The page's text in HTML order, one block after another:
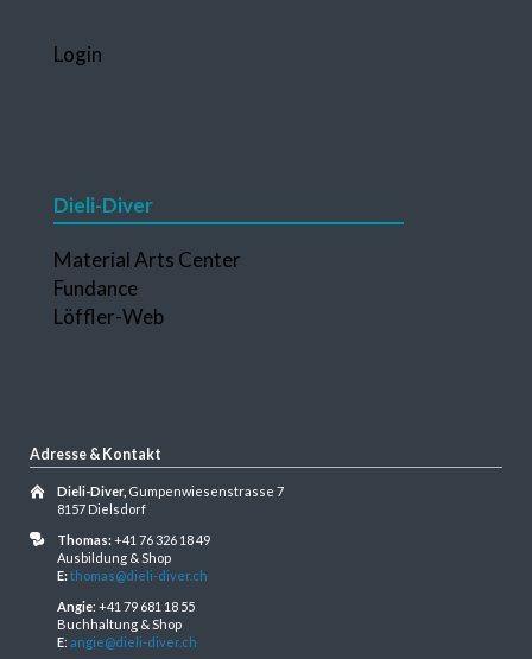
überspringen
Login
Dieli-Diver
Navigation
überspringen
Material Arts Center
Fundance
Löffler-Web
Adresse & Kontakt
Dieli-Diver, Gumpenwiesenstrasse 7
8157 Dielsdorf
Thomas:+41 76 326 18 49
Ausbildung & Shop
E:thomas@dieli-diver.ch
Angie: +41 79 681 18 55
Buchhaltung & Shop
E: angie@dieli-diver.ch